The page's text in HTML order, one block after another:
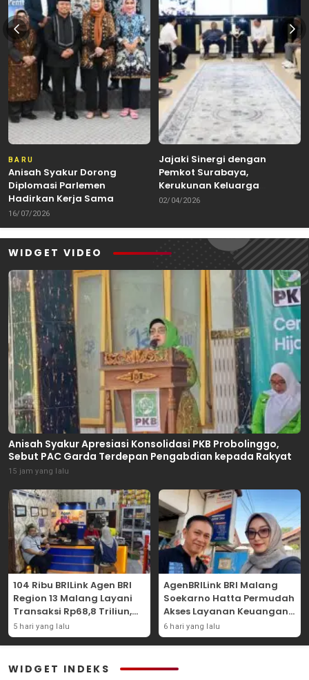
BARU
Anisah Syakur Dorong
Diplomasi Parlemen
Hadirkan Kerja Sama
Internasional yang
Berdampak bagi Kota Depok
16/07/2026
Jajaki Sinergi dengan
Pemkot Surabaya,
Kerukunan Keluarga
Kalimantan Dorong
Kuliner Nusantara
02/04/2026
WIDGET VIDEO
Anisah Syakur Apresiasi Konsolidasi PKB Probolinggo,
Sebut PAC Garda Terdepan Pengabdian kepada Rakyat
15 jam yang lalu
104 Ribu BRILink Agen BRI
Region 13 Malang Layani
Transaksi Rp68,8 Triliun,
Perkuat Akses Keuangan
Masyarakat
5 hari yang lalu
AgenBRILink BRI Malang
Soekarno Hatta Permudah
Akses Layanan Keuangan
Masyarakat
6 hari yang lalu
WIDGET INDEKS